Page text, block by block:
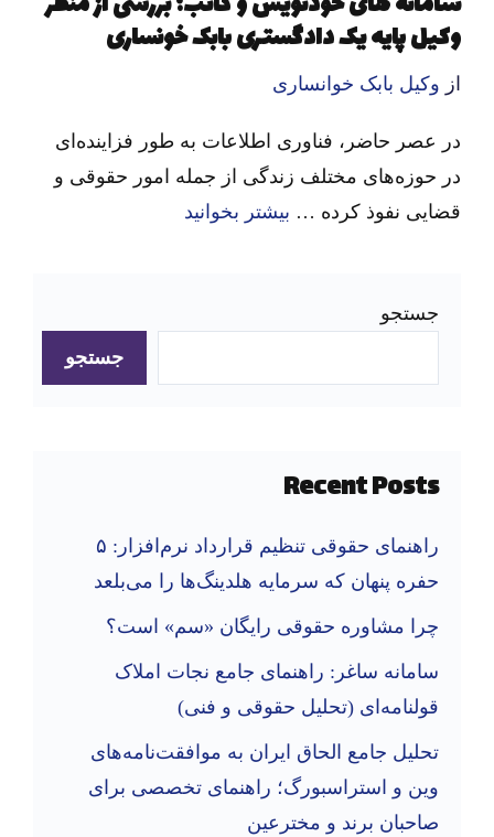
وکیل پایه یک دادگستری بابک خونساری
از وکیل بابک خوانساری
در عصر حاضر، فناوری اطلاعات به طور فزاینده‌ای
در حوزه‌های مختلف زندگی از جمله امور حقوقی و
قضایی نفوذ کرده … بیشتر بخوانید
جستجو
جستجو
Recent Posts
راهنمای حقوقی تنظیم قرارداد نرم‌افزار: ۵
حفره پنهان که سرمایه هلدینگ‌ها را می‌بلعد
چرا مشاوره حقوقی رایگان «سم» است؟
سامانه ساغر: راهنمای جامع نجات املاک
قولنامه‌ای (تحلیل حقوقی و فنی)
تحلیل جامع الحاق ایران به موافقت‌نامه‌های
وین و استراسبورگ؛ راهنمای تخصصی برای
صاحبان برند و مخترعین